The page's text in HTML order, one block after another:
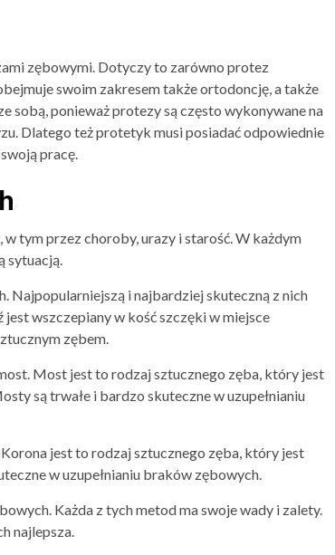
zębowymi. Dotyczy to zarówno protez
swoim zakresem także ortodoncję, a także
sobą, ponieważ protezy są często wykonywane na
Dlatego też protetyk musi posiadać odpowiednie
pracę.
tym przez choroby, urazy i starość. W każdym
sytuacją.
Najpopularniejszą i najbardziej skuteczną z nich
wszczepiany w kość szczęki w miejsce
zębem.
Most jest to rodzaj sztucznego zęba, który jest
są trwałe i bardzo skuteczne w uzupełnianiu
jest to rodzaj sztucznego zęba, który jest
w uzupełnianiu braków zębowych.
Każda z tych metod ma swoje wady i zalety.
najlepsza.